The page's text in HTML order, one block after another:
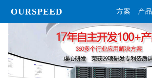
OURSPEED 方案 产品